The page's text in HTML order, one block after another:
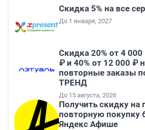
Скидка 5% на все
До 1 января, 2027
Скидка 20% от 4 000
₽ и 40% от 12 000 ₽
повторные заказы
ТРЕНД
До 15 августа, 2026
Получить скидку на
повторную покупку
Яндекс Афише